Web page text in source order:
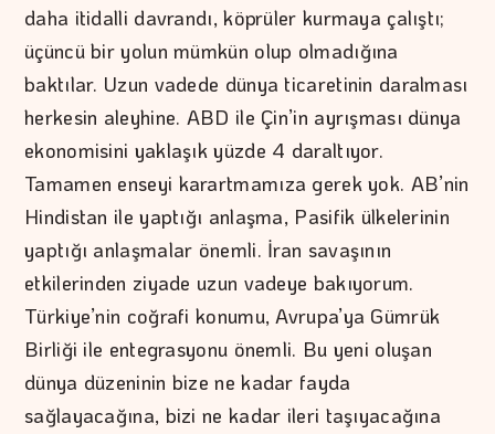
daha itidalli davrandı, köprüler kurmaya çalıştı;
üçüncü bir yolun mümkün olup olmadığına
baktılar. Uzun vadede dünya ticaretinin daralması
herkesin aleyhine. ABD ile Çin’in ayrışması dünya
ekonomisini yaklaşık yüzde 4 daraltıyor.
Tamamen enseyi karartmamıza gerek yok. AB’nin
Hindistan ile yaptığı anlaşma, Pasifik ülkelerinin
yaptığı anlaşmalar önemli. İran savaşının
etkilerinden ziyade uzun vadeye bakıyorum.
Türkiye’nin coğrafi konumu, Avrupa’ya Gümrük
Birliği ile entegrasyonu önemli. Bu yeni oluşan
dünya düzeninin bize ne kadar fayda
sağlayacağına, bizi ne kadar ileri taşıyacağına